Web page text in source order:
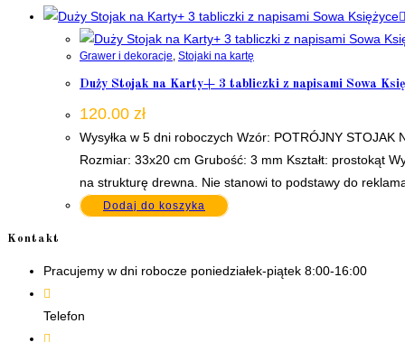
Grawer i dekoracje, Stojaki na kartę
Duży Stojak na Karty+ 3 tabliczki z napisami Sowa
120.00 zł
Wysyłka w 5 dni roboczych Wzór: POTRÓJNY
Rozmiar: 33x20 cm Grubość: 3 mm Kształt: prostokąt
na strukturę drewna. Nie stanowi to podstawy do
Dodaj do koszyka
Kontakt
Pracujemy w dni robocze poniedziałek-piątek 8:00-16:00
Telefon